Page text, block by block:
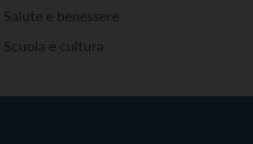
Salute e benessere
Scuola e cultura